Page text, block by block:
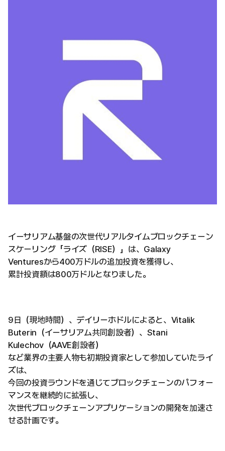
イーサリアム基盤の次世代リアルタイムブロックチェーン
スケーリング「ライズ（RISE）」は、Galaxy
Venturesから400万ドルの追加投資を獲得し、
累計投資額は800万ドルとなりました。
9日（現地時間）、デイリーホドルによると、Vitalik
Buterin（イーサリアム共同創設者）、Stani
Kulechov（AAVE創設者）
など業界の主要人物も初期投資家として参加していたライ
ズは、
今回の投資ラウンドを通じてブロックチェーンのパフォー
マンスを継続的に拡張し、
次世代ブロックチェーンアプリケーションの開発を加速さ
せる計画です。